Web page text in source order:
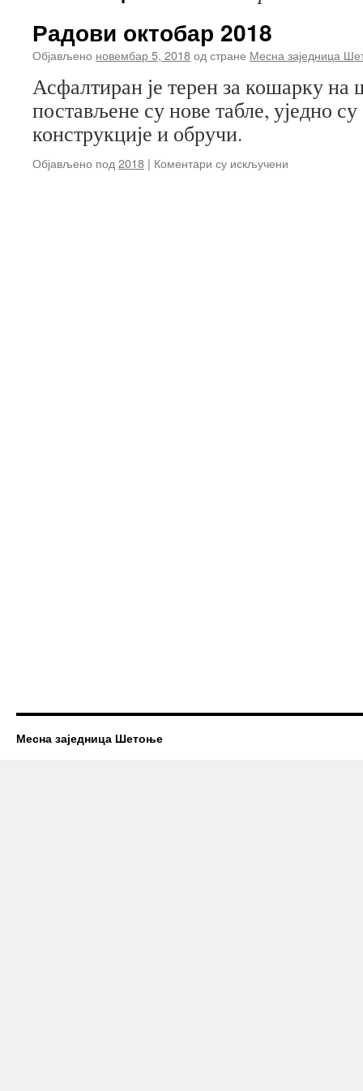
Радови октобар 2018
Објављено новембар 5, 2018од стране Месна заједница
Асфалтиран је терен за кошарку
постављене су нове табле, уједно
конструкције и обручи.
Објављено под 2018 | Коментари су искључени
Месна заједница Шетоње